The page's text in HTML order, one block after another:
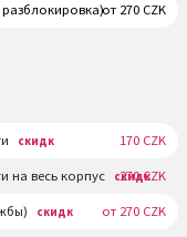
от 270 CZK
скидк 170 CZK
на весь корпус скидк
270 CZK
скидк от 270 CZK